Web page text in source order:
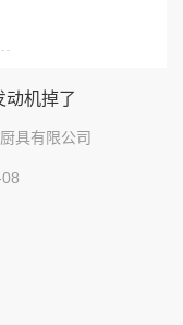
动机掉了
具有限公司